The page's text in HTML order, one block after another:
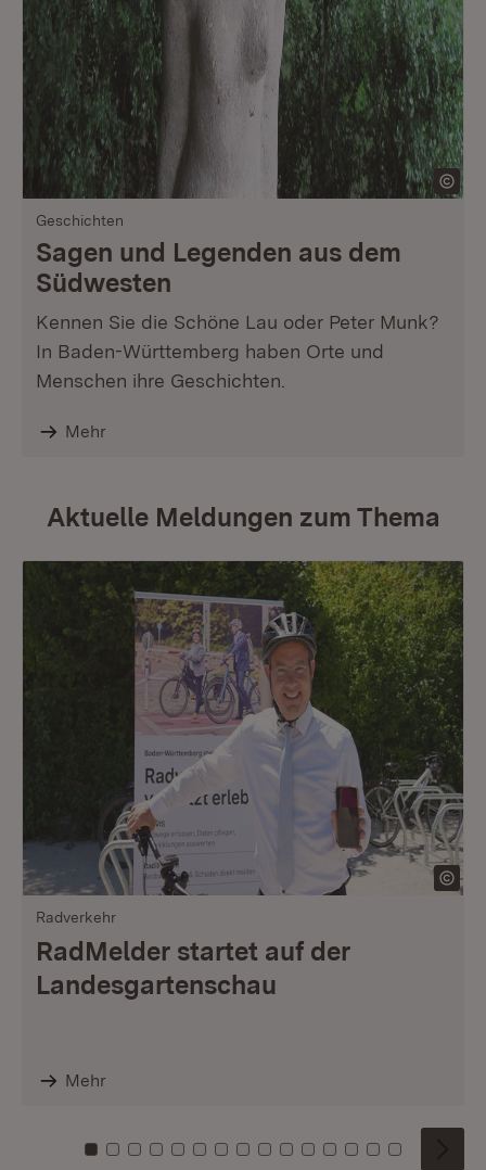
Geschichten
Sagen und Legenden aus dem
Südwesten
Kennen Sie die Schöne Lau oder Peter Munk?
In Baden-Württemberg haben Orte und
Menschen ihre Geschichten.
Mehr
Aktuelle Meldungen zum Thema
Radverkehr
RadMelder startet auf der
Landesgartenschau
Mehr
Zu Kachel: 0
Zu Kachel: 1
Zu Kachel: 2
Zu Kachel: 3
Zu Kachel: 4
Zu Kachel: 5
Zu Kachel: 6
Zu Kachel: 7
Zu Kachel: 8
Zu Kachel: 9
Zu Kachel: 10
Zu Kachel: 11
Zu Kachel: 12
Zu Kachel:
Zu